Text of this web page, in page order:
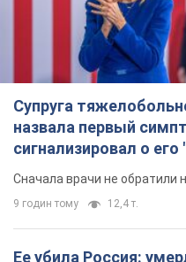
Подписаться
Коваленко:
Важное